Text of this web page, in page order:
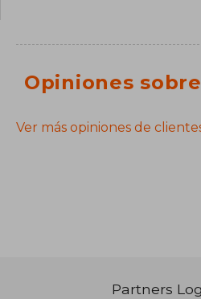
Opiniones
Ver más opiniones de
Partners